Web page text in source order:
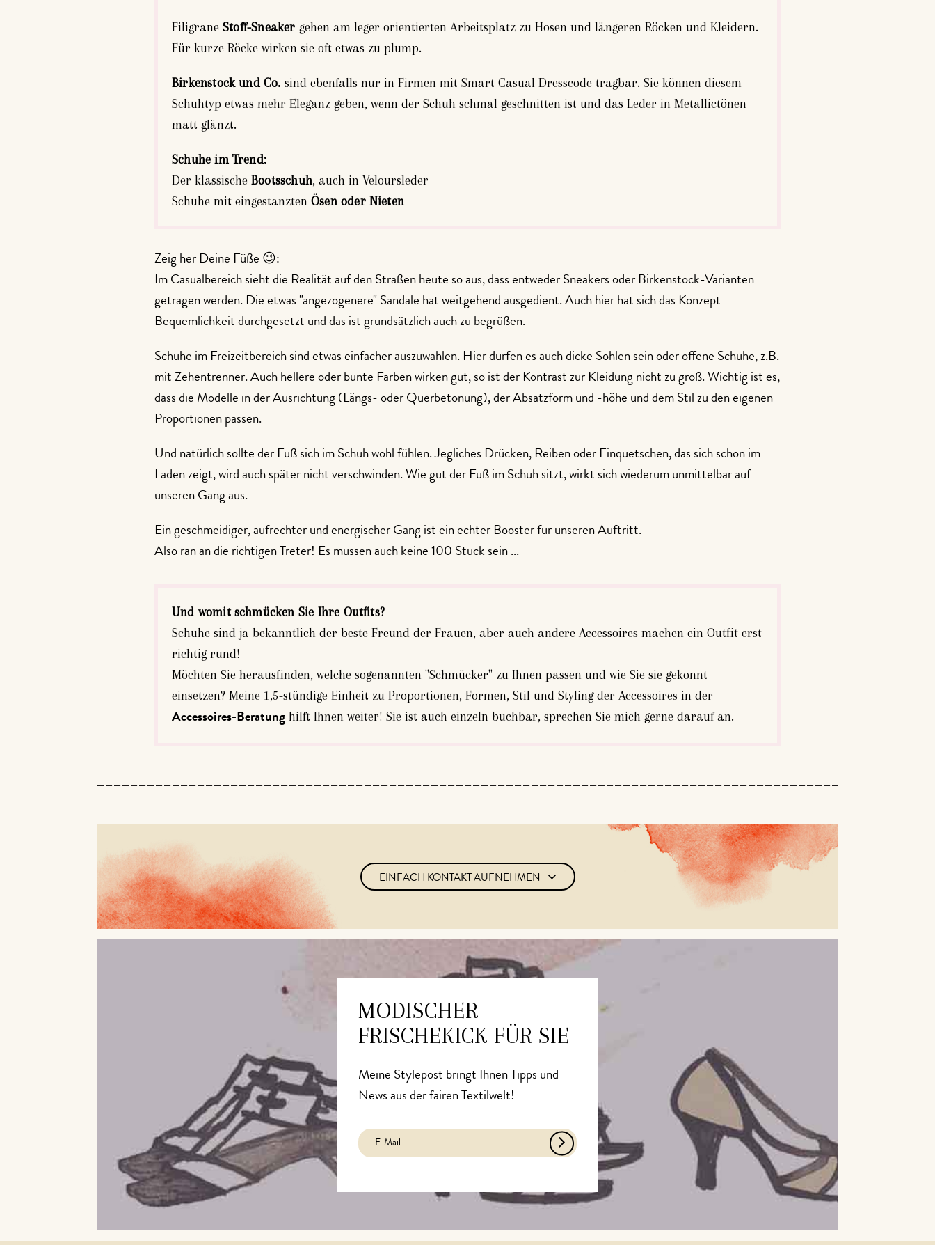
Filigrane Stoff-Sneaker gehen am leger orientierten Arbeitsplatz zu Hosen und längeren Röcken und Kleidern.
Für kurze Röcke wirken sie oft etwas zu plump.
Birkenstock und Co. sind ebenfalls nur in Firmen mit Smart Casual Dresscode tragbar. Sie können diesem
Schuhtyp etwas mehr Eleganz geben, wenn der Schuh schmal geschnitten ist und das Leder in Metallictönen
matt glänzt.
Schuhe im Trend:
Der klassische Bootsschuh, auch in Veloursleder
Schuhe mit eingestanzten Ösen oder Nieten
Zeig her Deine Füße 😉:
Im Casualbereich sieht die Realität auf den Straßen heute so aus, dass entweder Sneakers oder Birkenstock-Varianten
getragen werden. Die etwas "angezogenere" Sandale hat weitgehend ausgedient. Auch hier hat sich das Konzept
Bequemlichkeit durchgesetzt und das ist grundsätzlich auch zu begrüßen.
Schuhe im Freizeitbereich sind etwas einfacher auszuwählen. Hier dürfen es auch dicke Sohlen sein oder offene Schuhe, z.B.
mit Zehentrenner. Auch hellere oder bunte Farben wirken gut, so ist der Kontrast zur Kleidung nicht zu groß. Wichtig ist es,
dass die Modelle in der Ausrichtung (Längs- oder Querbetonung), der Absatzform und -höhe und dem Stil zu den eigenen
Proportionen passen.
Und natürlich sollte der Fuß sich im Schuh wohl fühlen. Jegliches Drücken, Reiben oder Einquetschen, das sich schon im
Laden zeigt, wird auch später nicht verschwinden. Wie gut der Fuß im Schuh sitzt, wirkt sich wiederum unmittelbar auf
unseren Gang aus.
Ein geschmeidiger, aufrechter und energischer Gang ist ein echter Booster für unseren Auftritt.
Also ran an die richtigen Treter! Es müssen auch keine 100 Stück sein ...
Und womit schmücken Sie Ihre Outfits?
Schuhe sind ja bekanntlich der beste Freund der Frauen, aber auch andere Accessoires machen ein Outfit erst
richtig rund!
Möchten Sie herausfinden, welche sogenannten "Schmücker" zu Ihnen passen und wie Sie sie gekonnt
einsetzen? Meine 1,5-stündige Einheit zu Proportionen, Formen, Stil und Styling der Accessoires in der
Accessoires-Beratung hilft Ihnen weiter! Sie ist auch einzeln buchbar, sprechen Sie mich gerne darauf an.
EINFACH KONTAKT AUFNEHMEN
MODISCHER
FRISCHEKICK FÜR SIE
Meine Stylepost bringt Ihnen Tipps und
News aus der fairen Textilwelt!